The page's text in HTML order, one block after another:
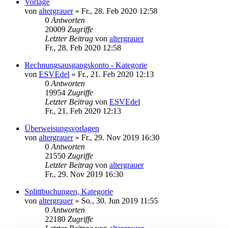
von altergrauer» Fr., 28. Feb 2020 12:58
0 Antworten
20009 Zugriffe
Letzter Beitrag von altergrauer
Fr., 28. Feb 2020 12:58
Rechnungsausgangskonto - Kategorie
von ESVEdel » Fr., 21. Feb 2020 12:13
0 Antworten
19954 Zugriffe
Letzter Beitrag von ESVEdel
Fr., 21. Feb 2020 12:13
Überweisungsvorlagen
von altergrauer» Fr., 29. Nov 2019 16:30
0 Antworten
21550 Zugriffe
Letzter Beitrag von altergrauer
Fr., 29. Nov 2019 16:30
Splittbuchungen, Kategorie
von altergrauer» So., 30. Jun 2019 11:55
0 Antworten
22180 Zugriffe